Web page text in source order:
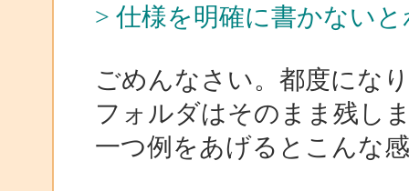
> 仕様を明確に書かない
ごめんなさい。都度にな
フォルダはそのまま残し
一つ例をあげるとこんな